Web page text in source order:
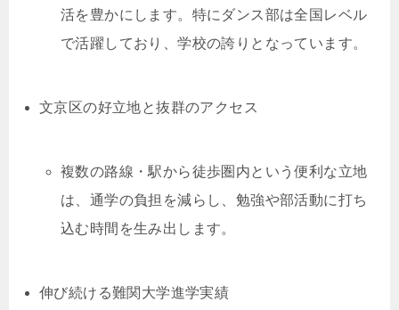
活を豊かにします。特にダンス部は全国レベル
で活躍しており、学校の誇りとなっています。
文京区の好立地と抜群のアクセス
複数の路線・駅から徒歩圏内という便利な立地
は、通学の負担を減らし、勉強や部活動に打ち
込む時間を生み出します。
伸び続ける難関大学進学実績